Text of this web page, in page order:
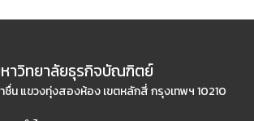
าวิทยาลัยธุรกิจบัณฑิตย์
ชื่น แขวงทุ่งสองห้อง เขตหลักสี่ กรุงเทพฯ 10210